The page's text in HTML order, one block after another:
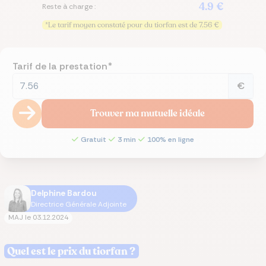
Reste à charge : 4.9 €
*Le tarif moyen constaté pour du tiorfan est de 7.56 €
Tarif de la prestation*
€
Trouver ma mutuelle idéale
Gratuit 3 min 100% en ligne
Delphine Bardou
Directrice Générale Adjointe
MAJ le 03.12.2024
Quel est le prix du tiorfan ?